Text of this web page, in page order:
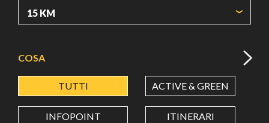
LATITUDINE
COSA
TUTTI ACTIVE & GREEN
INFOPOINT ITINERARI